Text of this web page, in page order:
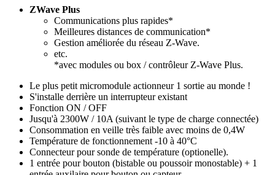
ZWave Plus
Communications plus rapides*
Meilleures distances de communication*
Gestion améliorée du réseau Z-Wave.
etc.
*avec modules ou box / contrôleur Z-Wave Plus.
Le plus petit micromodule actionneur 1 sortie au monde !
S'installe derrière un interrupteur existant
Fonction ON / OFF
Jusqu'à 2300W / 10A (suivant le type de charge connectée)
Consommation en veille très faible avec moins de 0,4W
Température de fonctionnement -10 à 40°C
Connecteur pour sonde de température (optionelle).
1 entrée pour bouton (bistable ou poussoir monostable) + 1